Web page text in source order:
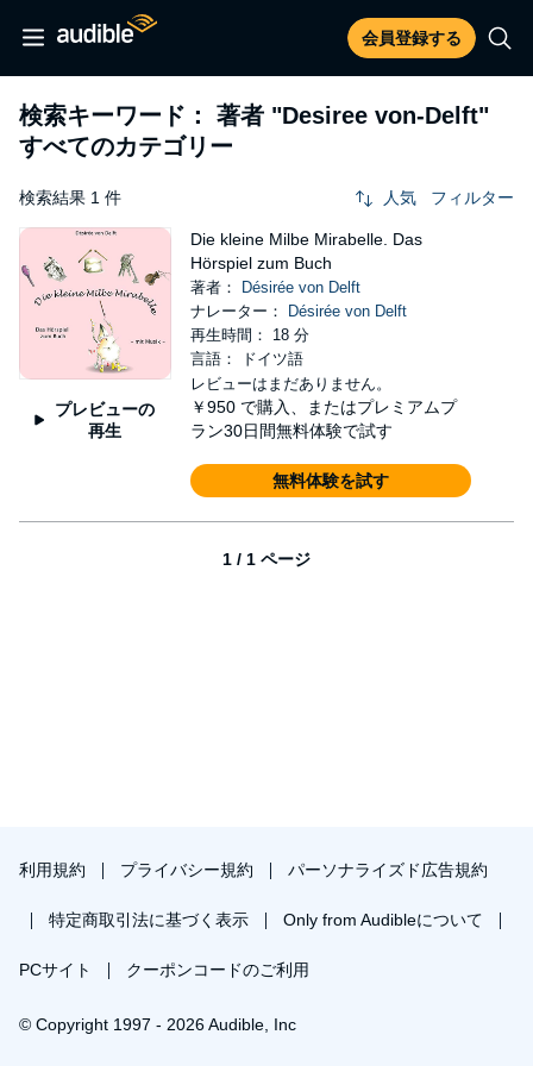
会員登録する
検索キーワード： 著者 "Desiree von-Delft"
すべてのカテゴリー
検索結果 1 件 人気 フィルター
プレビューの
再生
Die kleine Milbe Mirabelle. Das
Hörspiel zum Buch
著者：
Désirée von Delft
ナレーター：
Désirée von Delft
再生時間： 18 分
言語： ドイツ語
レビューはまだありません。
￥950 で購入、またはプレミアムプ
ラン30日間無料体験で試す
無料体験を試す
1 / 1 ページ
利用規約 プライバシー規約 パーソナライズド広告規約
特定商取引法に基づく表示 Only from Audibleについて
PCサイト クーポンコードのご利用
© Copyright 1997 - 2026 Audible, Inc